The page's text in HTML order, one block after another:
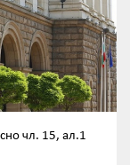
чл. 15, ал.1